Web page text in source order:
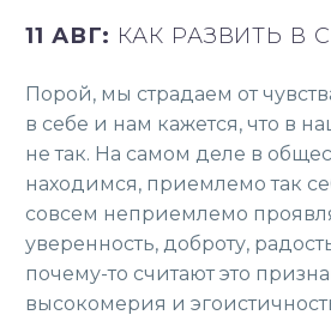
11 АВГ: КАК РАЗВИТЬ В
Порой, мы страдаем от
в себе и нам кажется, что в
не так. На самом деле в
находимся, приемлемо так
совсем неприемлемо
уверенность, доброту,
почему-то считают это
высокомерия и